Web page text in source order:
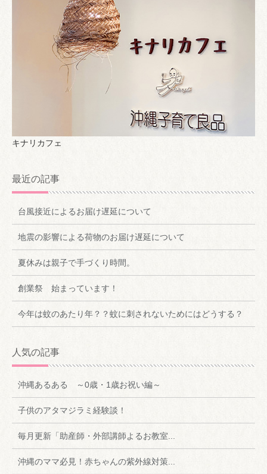
キナリカフェ
最近の記事
台風接近によるお届け遅延について
地震の影響による荷物のお届け遅延について
夏休みは親子で手づくり時間。
創業祭 始まっています！
今年は蚊のあたり年？？蚊に刺されないためにはどうする？
人気の記事
沖縄あるある ～0歳・1歳お祝い編～
子供のアタマジラミ経験談！
毎月更新「助産師・外部講師よるお教室...
沖縄のママ必見！赤ちゃんの紫外線対策...